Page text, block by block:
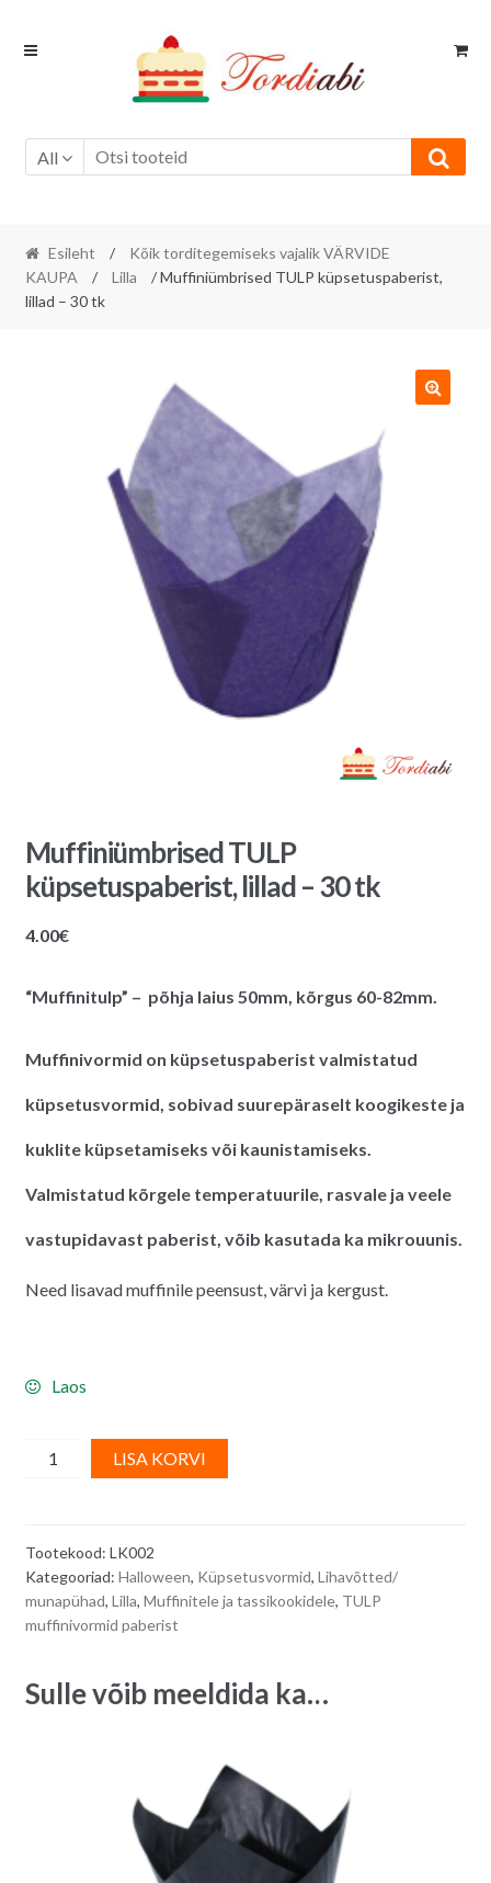
Skip
Skip
All
Esileht /
Kõik torditegemiseks vajalik VÄRVIDE
KAUPA
/ Lilla
/ Muffiniümbrised TULP küpsetuspaberist,
lillad – 30 tk
Muffiniümbrised TULP
küpsetuspaberist, lillad – 30 tk
4.00€
“Muffinitulp” – põhja laius 50mm, kõrgus 60-82mm.
Muffinivormid on küpsetuspaberist valmistatud
küpsetusvormid, sobivad suurepäraselt koogikeste ja
kuklite küpsetamiseks või kaunistamiseks.
Valmistatud kõrgele temperatuurile, rasvale ja veele
vastupidavast paberist, võib kasutada ka mikrouunis.
Need lisavad muffinile peensust, värvi ja kergust.
Laos
Muffiniümbrised
-
30
LISA KORVI
n
Tootekood: LK002
Kategooriad: Halloween, Küpsetusvormid, Lihavõtted/
munapühad, Lilla, Muffinitele ja tassikookidele, TULP
muffinivormid paberist
Sulle võib meeldida ka…